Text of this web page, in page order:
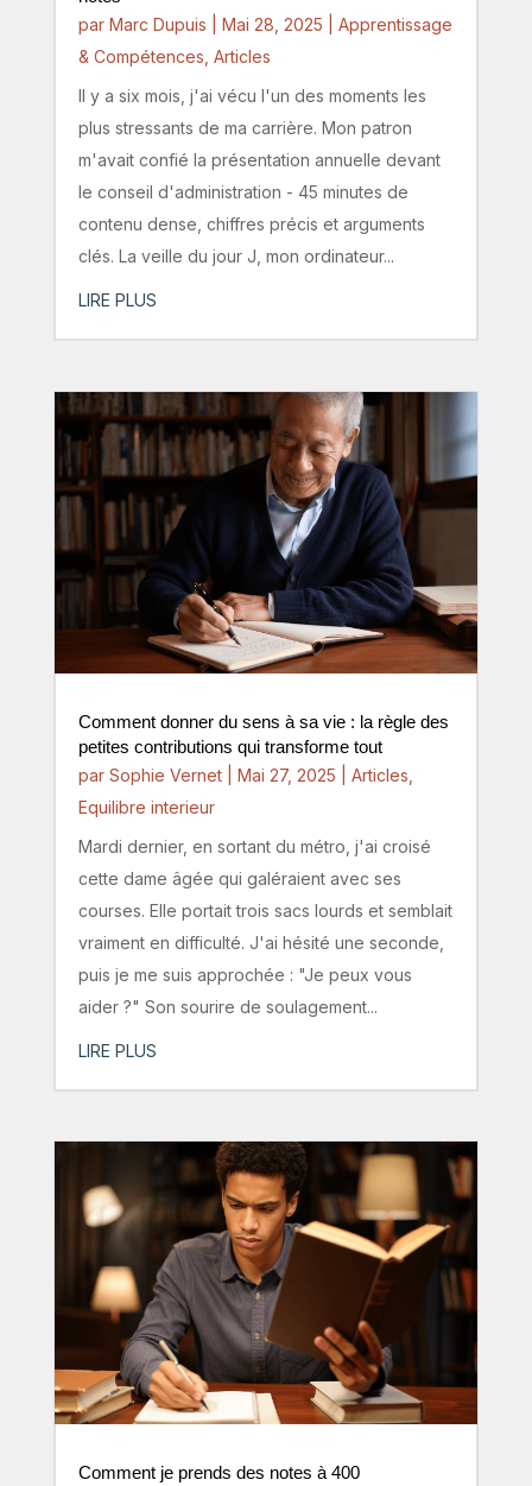
par Marc Dupuis Mai 28, 2025
Apprentissage
& Compétences, Articles
Il y a six mois, j'ai vécu l'un des moments les
plus stressants de ma carrière. Mon patron
m'avait confié la présentation annuelle devant
le conseil d'administration - 45 minutes de
contenu dense, chiffres précis et arguments
clés. La veille du jour J, mon ordinateur...
LIRE PLUS
Comment donner du sens à sa vie : la règle des
petites contributions qui transforme tout
par Sophie Vernet| Mai 27, 2025 Articles
Equilibre interieur
Mardi dernier, en sortant du métro, j'ai croisé
cette dame âgée qui galéraient avec ses
courses. Elle portait trois sacs lourds et semblait
vraiment en difficulté. J'ai hésité une seconde,
puis je me suis approchée : "Je peux vous
aider ?" Son sourire de soulagement...
LIRE PLUS
Comment je prends des notes à 400